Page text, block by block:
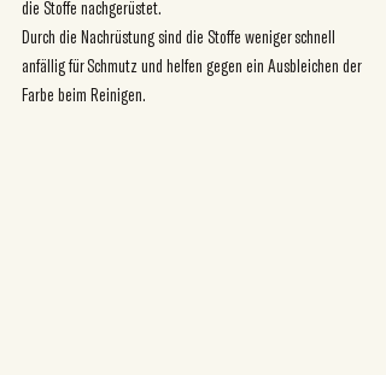
die Stoffe nachgerüstet.
Durch die Nachrüstung sind die Stoffe weniger schnell
anfällig für Schmutz und helfen gegen ein Ausbleichen der
Farbe beim Reinigen.